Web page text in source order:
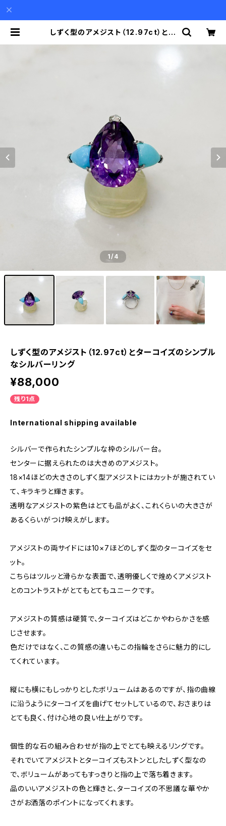
しずく型のアメジスト（12.97ct）とタ
1/4
しずく型のアメジスト（12.97ct）とターコイズのシンプル
なシルバーリング
¥88,000
残り1点
International shipping available
シルバーで作られたシンプルな枠のシルバー台。
センターに据えられたのは大きめのアメジスト。
18×14ほどの大きさのしずく型アメジストにはカットが施されてい
て、キラキラと輝きます。
透明なアメジストの紫色はとても品がよく、これくらいの大きさが
あるくらいがつけ映えがします。
アメジストの両サイドには10×7ほどのしずく型のターコイズをセ
ット。
こちらはツルッと滑らかな表面で、透明優しくで煌めくアメジスト
とのコントラストがとてもとてもユニークです。
アメジストの質感は硬質で、ターコイズはどこかやわらかさを感
じさせます。
色だけではなく、この質感の違いもこの指輪をさらに魅力的にし
てくれています。
縦にも横にもしっかりとしたボリュームはあるのですが、指の曲線
に沿うようにターコイズを曲げてセットしているので、おさまりは
とても良く、付け心地の良い仕上がりです。
個性的な石の組み合わせが指の上でとても映えるリングです。
それでいてアメジストとターコイズもストンとしたしずく型なの
で、ボリュームがあってもすっきりと指の上で落ち着きます。
品のいいアメジストの色と輝きと、ターコイズの不思議な華やか
さがお洒落のポイントになってくれます。